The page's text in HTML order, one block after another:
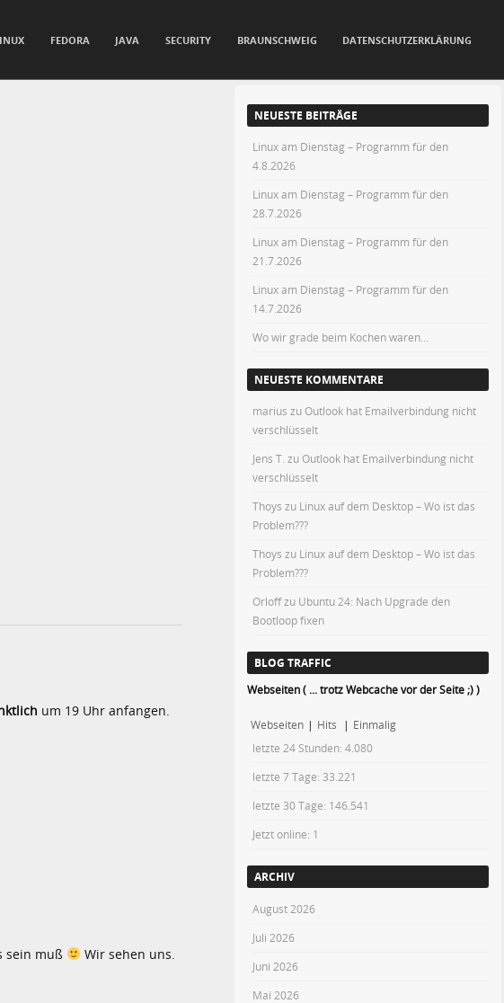
FEDORA JAVA SECURITY BRAUNSCHWEIG DATENSCHUTZERKLÄRUNG
um 19 Uhr anfangen.
sein muß Wir sehen uns.
NEUESTE BEITRÄGE
Linux am Dienstag – Programm für den
4.8.2026
Linux am Dienstag – Programm für den
28.7.2026
Linux am Dienstag – Programm für den
21.7.2026
Linux am Dienstag – Programm für den
14.7.2026
Wo wir grade beim Kochen waren…
NEUESTE KOMMENTARE
marius zuOutlook hat Emailverbindung nicht
verschlüsselt
Jens T. zuOutlook hat Emailverbindung nicht
verschlüsselt
Thoys zu Linux auf dem Desktop – Wo ist das
Problem???
Thoys zu Linux auf dem Desktop – Wo ist das
Problem???
Orloffzu Ubuntu 24: Nach Upgrade den
Bootloop fixen
BLOG TRAFFIC
Webseiten ( ... trotz Webcache vor der Seite ;) )
Webseiten | Hits | Einmalig
letzte 24 Stunden:4.080
letzte 7 Tage: 33.221
letzte 30 Tage: 146.541
Jetzt online: 1
ARCHIV
August 2026
Juli 2026
Juni 2026
Mai 2026